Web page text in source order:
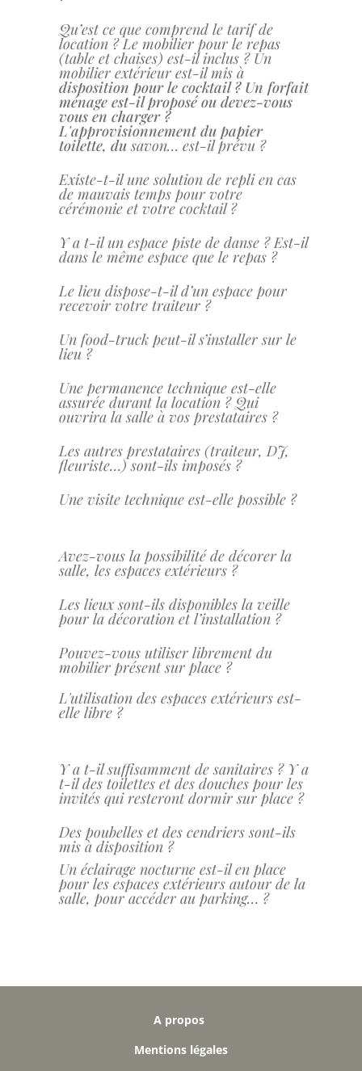
Qu’est ce que comprend le tarif de
location ? Le mobilier pour le repas
(table et chaises) est-il inclus ? Un
mobilier extérieur est-il mis à
disposition pour le cocktail ? Un forfait
ménage est-il proposé ou devez-vous
vous en charger ?
L'approvisionnement du papier
toilette, dusavon… est-il prévu ?
Existe-t-il une solution de repli en cas
de mauvais temps pour votre
cérémonie et votre cocktail ?
Y a t-il un espace piste de danse ? Est-il
dans le même espace que le repas ?
Le lieu dispose-t-il d’un espace pour
recevoir votre traiteur ?
Un food-truck peut-il s’installer sur le
lieu ?
Une permanence technique est-elle
assurée durant la location ? Qui
ouvrira la salle à vos prestataires ?
Les autres prestataires (traiteur, DJ,
fleuriste…) sont-ils imposés ?
Une visite technique est-elle possible ?
Avez-vous la possibilité de décorer la
salle, les espaces extérieurs ?
Les lieux sont-ils disponibles la veille
pour la décoration et l’installation ?
Pouvez-vous utiliser librement du
mobilier présent sur place ?
L'utilisation des espaces extérieurs est-
elle libre ?
Y a t-il suffisamment de sanitaires ? Y a
t-il des toilettes et des douches pour les
invités qui resteront dormir sur place ?
Des poubelles et des cendriers sont-ils
mis à disposition ?
Un éclairage nocturne est-il en place
pour les espaces extérieurs autour de la
salle, pour accéder au parking… ?
A propos
Mentions légales